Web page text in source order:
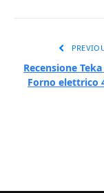
Recensione
Forno elettrico